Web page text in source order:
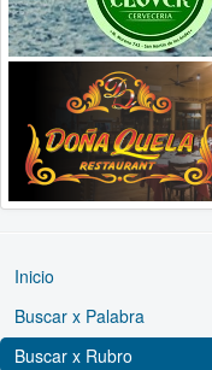
Inicio
Buscar x Palabra
Buscar x Rubro